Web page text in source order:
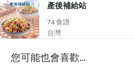
產後補給站
74 食譜
台灣
您可能也會喜歡...